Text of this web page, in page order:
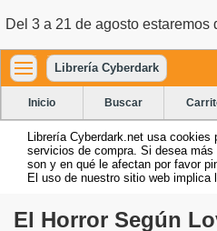
Del 3 a 21 de agosto estaremos
Librería Cyberdark
Inicio Buscar
Librería Cyberdark.net usa cookies
servicios de compra. Si desea
son y en qué le afectan por favor
El uso de nuestro sitio web implica
El Horror Según